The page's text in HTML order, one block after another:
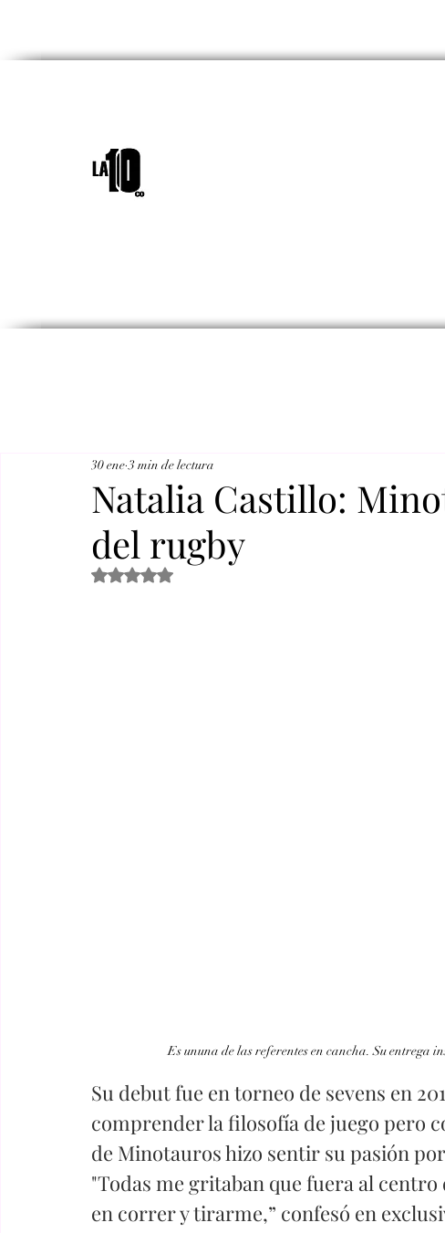
Natalia Castillo:
del rugby
30 ene 3 min de lectura
Obtuvo NaN de 5 estrellas.
Es ununa de las referentes en cancha. Su
Su debut fue en torneo de sevens en
comprender la filosofía de juego pero
de Minotauros hizo sentir su pasión
"Todas me gritaban que fuera al centro
en correr y tirarme,” confesó en